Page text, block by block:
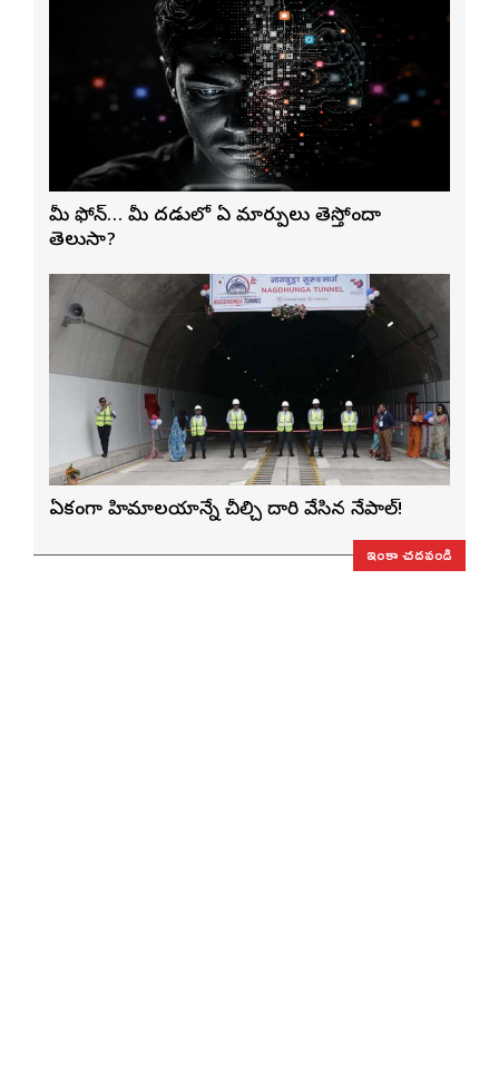
మీ ఫోన్… మీ మెదడులో ఏ మార్పులు తెస్తోందా
తెలుసా?
ఏకంగా హిమాలయాన్నే చీల్చి దారి వేసిన నేపాల్!
ఇంకా చదవండి